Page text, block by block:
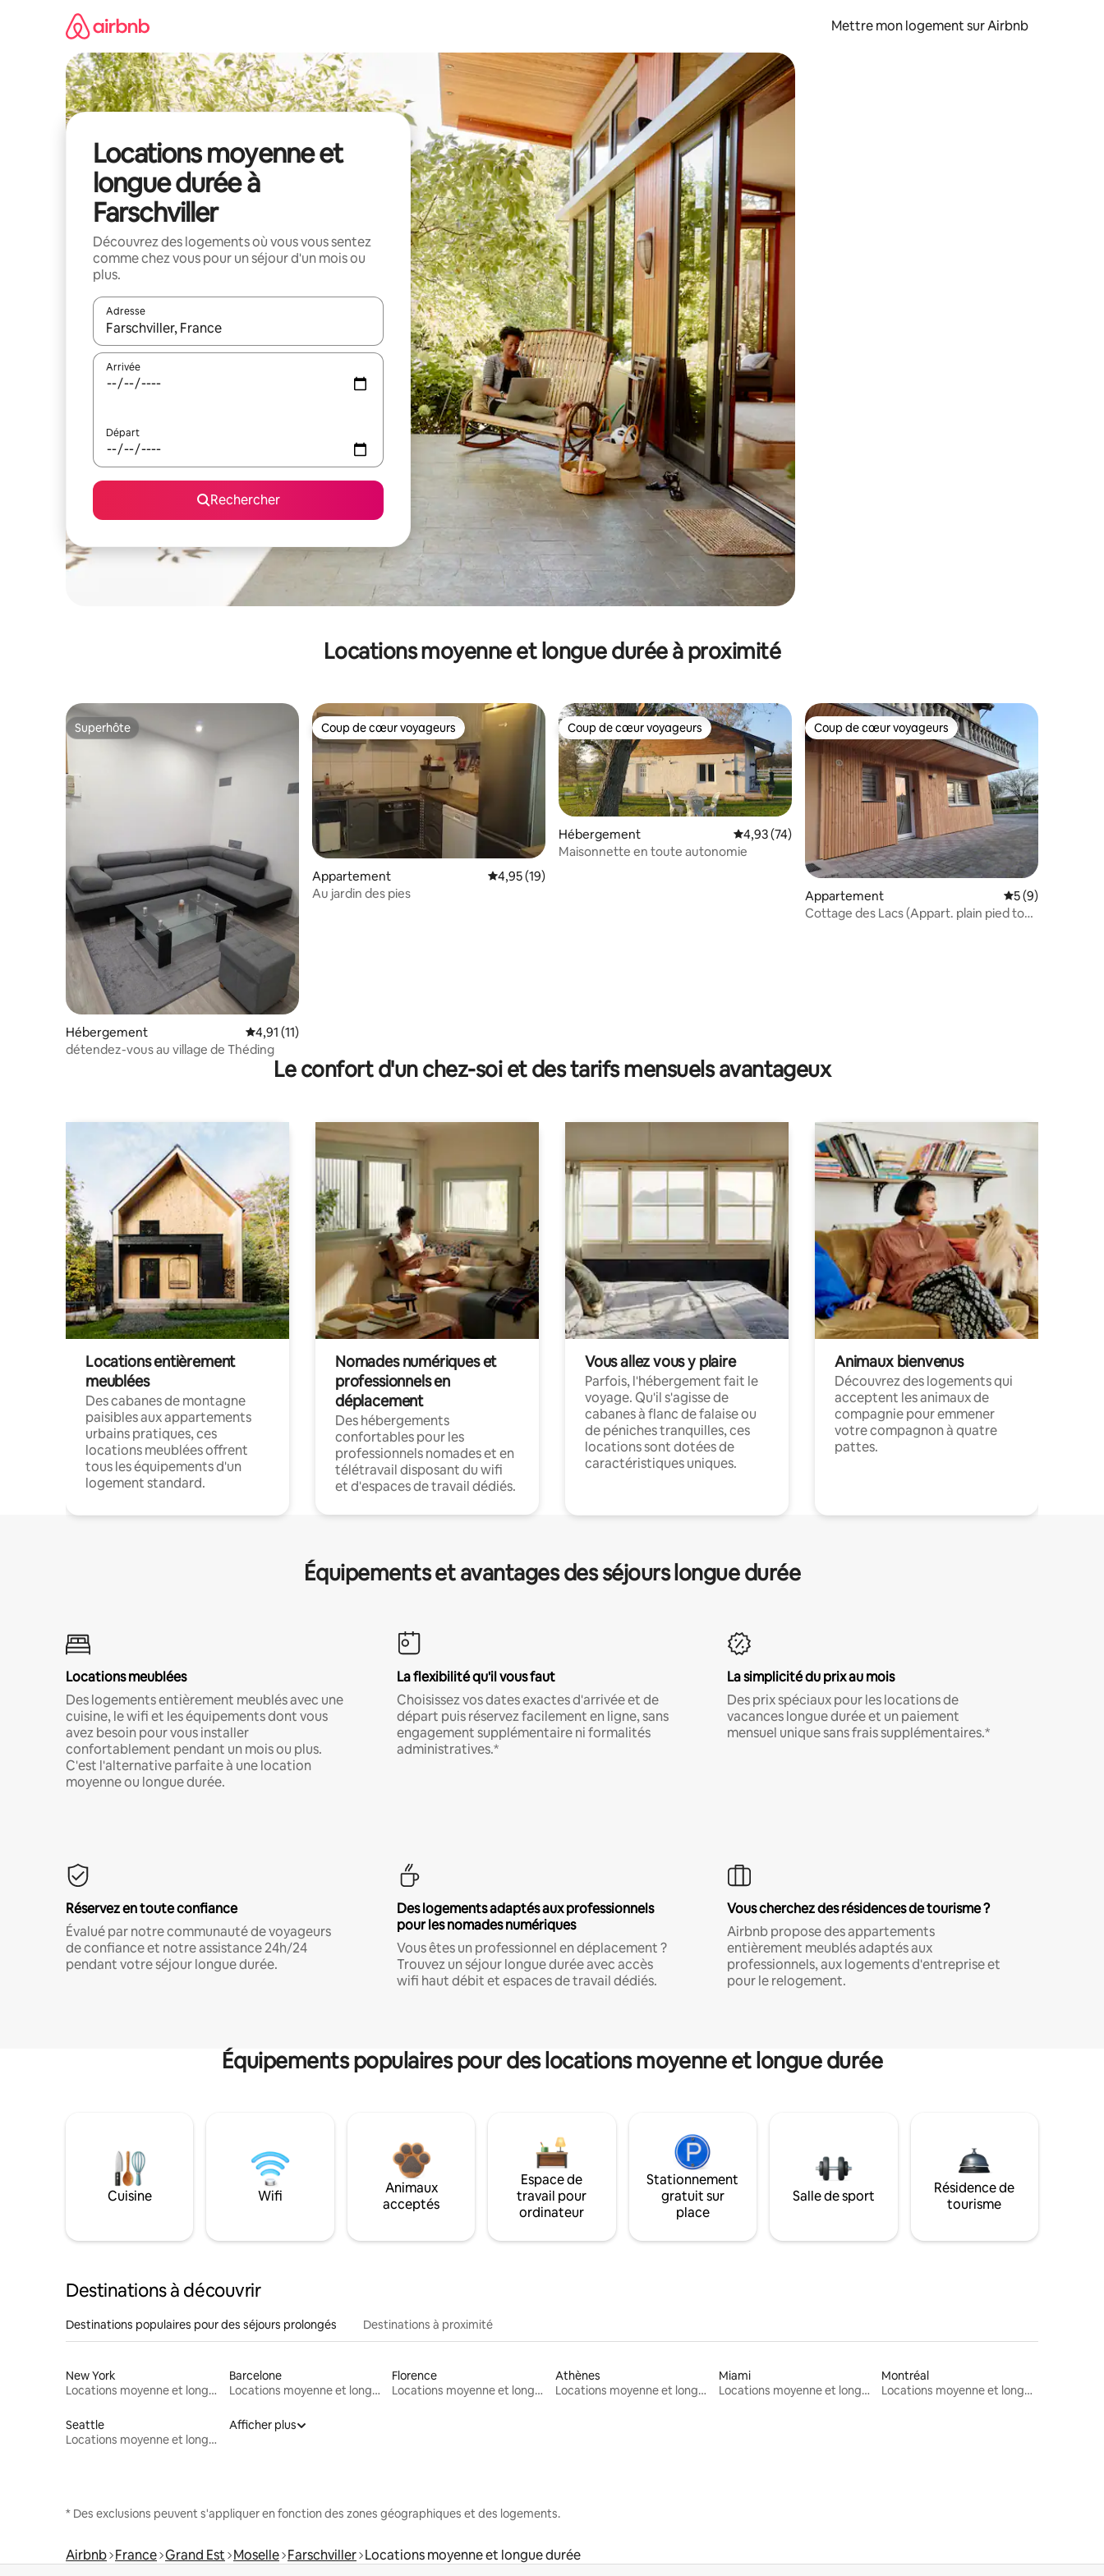
Mettre mon logement sur Airbnb
Locations moyenne et
longue durée à
Farschviller
Découvrez des logements où vous vous sentez
comme chez vous pour un séjour d'un mois ou
plus.
Adresse
Lorsque les résultats s'affichent, utilisez les flèches vers le haut et vers le bas pour les parcourir ou en appuyant et en faisant glisser.
Arrivée
Départ
Rechercher
Locations moyenne et longue durée à proximité
Superhôte
Superhôte
Hébergement Évaluation moyenne sur la base de 11 commentaires : 4,91 sur 5
4,91 (11)
détendez-vous au village de Théding
Coup de cœur voyageurs
Coup de cœur voyageurs
Appartement Évaluation moyenne sur la base de 19 commentaires : 4,95 sur 5
4,95 (19)
Au jardin des pies
Coup de cœur voyageurs
Coup de cœur voyageurs
Hébergement Évaluation moyenne sur la base de 74 commentaires : 4,93 sur 5
4,93 (74)
Maisonnette en toute autonomie
Coup de cœur voyageurs
Coup de cœur voyageurs
Appartement Évaluation
5 (9)
Cottage des Lacs (Appart. plain pied tout
Le confort d'un chez-soi et des tarifs mensuels avantageux
Locations entièrement
meublées
Des cabanes de montagne
paisibles aux appartements
urbains pratiques, ces
locations meublées offrent
tous les équipements d'un
logement standard.
Nomades numériques et
professionnels en
déplacement
Des hébergements
confortables pour les
professionnels nomades et en
télétravail disposant du wifi
et d'espaces de travail dédiés.
Vous allez vous y plaire
Parfois, l'hébergement fait le
voyage. Qu'il s'agisse de
cabanes à flanc de falaise ou
de péniches tranquilles, ces
locations sont dotées de
caractéristiques uniques.
Animaux bienvenus
Découvrez des logements qui
acceptent les animaux de
compagnie pour emmener
votre compagnon à quatre
pattes.
Équipements et avantages des séjours longue durée
Locations meublées
Des logements entièrement meublés avec une
cuisine, le wifi et les équipements dont vous
avez besoin pour vous installer
confortablement pendant un mois ou plus.
C'est l'alternative parfaite à une location
moyenne ou longue durée.
La flexibilité qu'il vous faut
Choisissez vos dates exactes d'arrivée et de
départ puis réservez facilement en ligne, sans
engagement supplémentaire ni formalités
administratives.*
La simplicité du prix au mois
Des prix spéciaux pour les locations de
vacances longue durée et un paiement
mensuel unique sans frais supplémentaires.*
Réservez en toute confiance
Évalué par notre communauté de voyageurs
de confiance et notre assistance 24h/24
pendant votre séjour longue durée.
Des logements adaptés aux professionnels
pour les nomades numériques
Vous êtes un professionnel en déplacement ?
Trouvez un séjour longue durée avec accès
wifi haut débit et espaces de travail dédiés.
Vous cherchez des résidences de tourisme ?
Airbnb propose des appartements
entièrement meublés adaptés aux
professionnels, aux logements d'entreprise et
pour le relogement.
Équipements populaires pour des locations moyenne et longue durée
Cuisine Wifi
Animaux
acceptés
Espace de
travail pour
ordinateur
Stationnement
gratuit sur
place
Salle de sport
Résidence de
tourisme
Destinations à découvrir
Destinations populaires pour des séjours prolongés Destinations à proximité
New York
Locations moyenne et longue durée
Barcelone
Locations moyenne et longue durée
Florence
Locations moyenne et longue durée
Athènes
Locations moyenne et longue durée
Miami
Locations moyenne et longue durée
Montréal
Locations moyenne et longue durée
Seattle
Locations moyenne et longue durée
Afficher plus
* Des exclusions peuvent s'appliquer en fonction des zones géographiques et des logements.
Airbnb France Grand Est Moselle Farschviller Locations moyenne et longue durée